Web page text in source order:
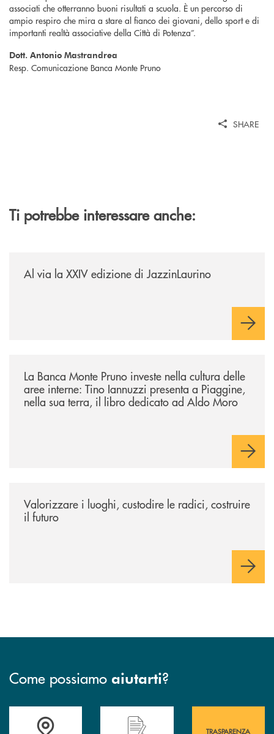
associati che otterranno buoni risultati a scuola. È un percorso di
ampio respiro che mira a stare al fianco dei giovani, dello sport e di
importanti realtà associative della Città di Potenza”.
Dott. Antonio Mastrandrea
Resp. Comunicazione Banca Monte Pruno
SHARE
Ti potrebbe interessare anche:
Al via la XXIV edizione di JazzinLaurino
La Banca Monte Pruno investe nella cultura delle
aree interne: Tino Iannuzzi presenta a Piaggine,
nella sua terra, il libro dedicato ad Aldo Moro
Valorizzare i luoghi, custodire le radici, costruire
il futuro
Come possiamo aiutarti?
Accedi all' elenco completo&nbsp; delle&nbsp; filiali&nbsp; di Banca
Hai bisogno di assistenza immediata?
TRASPARENZA